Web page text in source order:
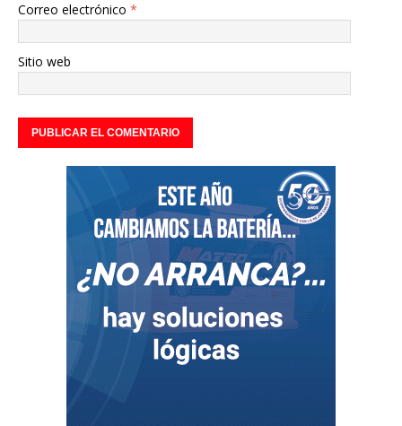
Correo electrónico *
Sitio web